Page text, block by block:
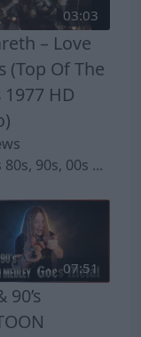
03:03
– Love
(Top Of The
1977 HD
80s, 90s, 00s ...
07:51
90’s